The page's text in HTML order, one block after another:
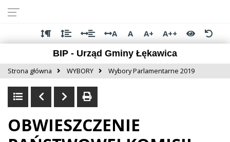
dostępności
głównej
treści
menu
stopki
A A A+
A++
BIP - Urząd Gminy Łękawica
Strona główna WYBORY Wybory Parlamentarne 2019
OBWIESZCZENIE